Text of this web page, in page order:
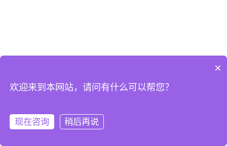
×
欢迎来到本网站，请问有什么可以帮您？
现在咨询 稍后再说